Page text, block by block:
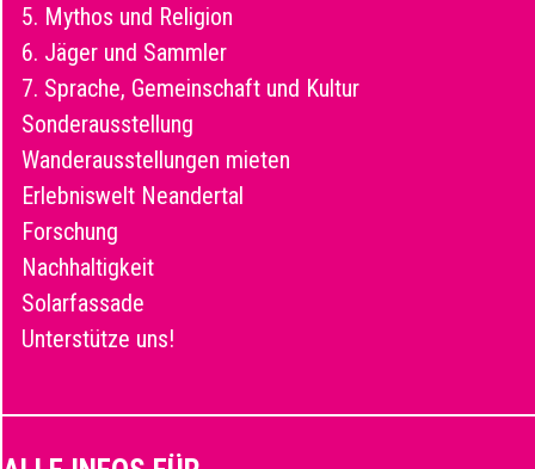
5. Mythos und Religion
6. Jäger und Sammler
7. Sprache, Gemeinschaft und Kultur
Sonderausstellung
Wanderausstellungen mieten
Erlebniswelt Neandertal
Forschung
Nachhaltigkeit
Solarfassade
Unterstütze uns!